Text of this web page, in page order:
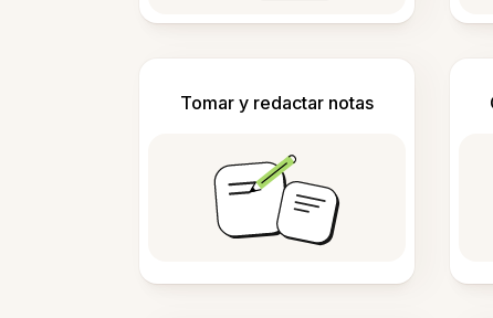
Tomar y redactar notas